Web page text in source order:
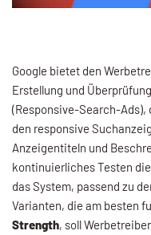
Google bietet den
Erstellung und
(Responsive-Search-Ads),
den responsive
Anzeigentiteln und
kontinuierliches Testen
das System, passend zu
Varianten, die am besten
Strength, soll